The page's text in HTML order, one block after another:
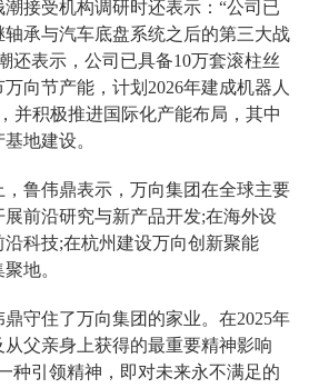
潮接受机构调研时还表示：“公司已
承与汽车底盘系统之后的第三大战
还表示，公司已具备10万套滚柱丝
向节产能，计划2026年建成机器人
并积极推进国际化产能布局，其中
地建设。
，鲁伟鼎表示，万向集团在全球主要
前沿研究与新产品开发;在海外设
科技;在杭州建设万向创新聚能
地。
守住了万向集团的家业。在2025年
父亲身上获得的最重要精神影响
种引领精神，即对未来永不满足的